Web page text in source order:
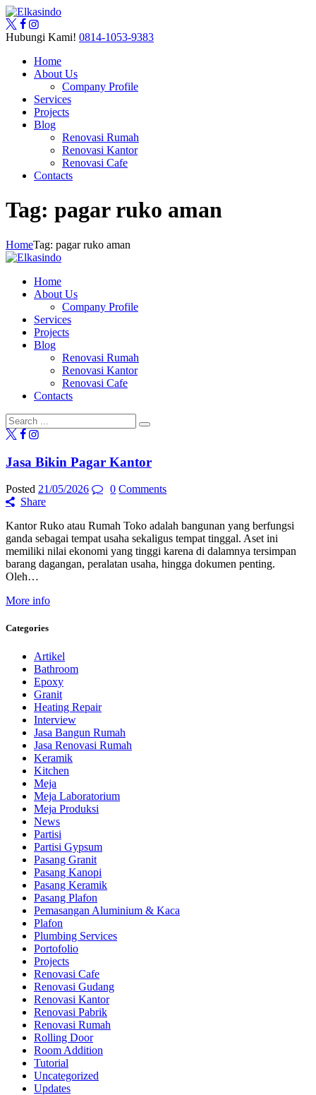
Hubungi Kami! 0814-1053-9383
Home
About Us
Company Profile
Services
Projects
Blog
Renovasi Rumah
Renovasi Kantor
Renovasi Cafe
Contacts
Tag: pagar ruko aman
HomeTag: pagar ruko aman
Home
About Us
Company Profile
Services
Projects
Blog
Renovasi Rumah
Renovasi Kantor
Renovasi Cafe
Contacts
Jasa Bikin Pagar Kantor
Posted 21/05/2026 0 Comments
Share
Kantor Ruko atau Rumah Toko adalah bangunan yang berfungsi
ganda sebagai tempat usaha sekaligus tempat tinggal. Aset ini
memiliki nilai ekonomi yang tinggi karena di dalamnya tersimpan
barang dagangan, peralatan usaha, hingga dokumen penting.
Oleh…
More info
Categories
Artikel
Bathroom
Epoxy
Granit
Heating Repair
Interview
Jasa Bangun Rumah
Jasa Renovasi Rumah
Keramik
Kitchen
Meja
Meja Laboratorium
Meja Produksi
News
Partisi
Partisi Gypsum
Pasang Granit
Pasang Kanopi
Pasang Keramik
Pasang Plafon
Pemasangan Aluminium & Kaca
Plafon
Plumbing Services
Portofolio
Projects
Renovasi Cafe
Renovasi Gudang
Renovasi Kantor
Renovasi Pabrik
Renovasi Rumah
Rolling Door
Room Addition
Tutorial
Uncategorized
Updates